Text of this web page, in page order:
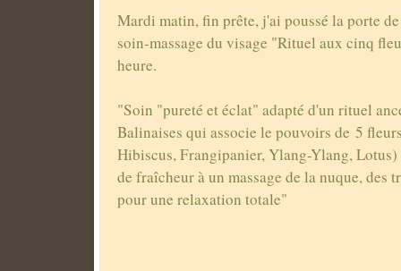
Mardi matin, fin prête, j'ai poussé la porte
soin-massage du visage "Rituel aux cinq
heure.
"Soin "pureté et éclat" adapté d'un rituel
Balinaises qui associe le pouvoirs de 5
Hibiscus, Frangipanier, Ylang-Ylang,
de fraîcheur à un massage de la nuque, des
pour une relaxation totale"